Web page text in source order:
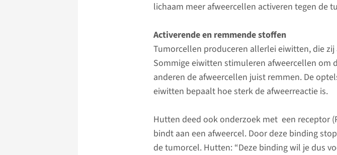
lichaam meer afweercellen activeren tegen de
Activerende en remmende stoffen
Tumorcellen produceren allerlei eiwitten, die zij
Sommige eiwitten stimuleren afweercellen om
anderen de afweercellen juist remmen. De
eiwitten bepaalt hoe sterk de afweerreactie is.
Hutten deed ook onderzoek met een receptor
bindt aan een afweercel. Door deze binding
de tumorcel. Hutten: “Deze binding wil je dus